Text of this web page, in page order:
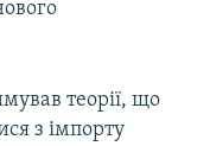
теорії, що
з імпорту